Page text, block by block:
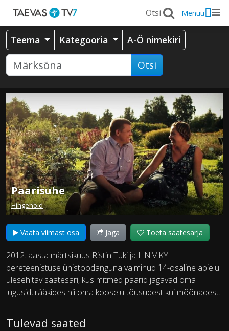
Menüü
Teema Kategooria A-Ö nimekiri
Otsi
Paarisuhe
Hingehoid
Vaata viimast osa Jaga Toeta saatesarja
2012. aasta märtsikuus Ristin Tuki ja HNMKY
pereteenistuse ühistoodanguna valminud 14-osaline abielu
ülesehitav saatesari, kus mitmed paarid jagavad oma
lugusid, rääkides nii oma kooselu tõusudest kui mõõnadest.
Tulevad saated